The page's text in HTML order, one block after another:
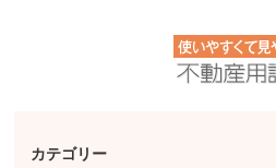
カテゴリー